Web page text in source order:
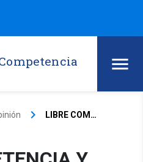
keyboard_arrow_right LIBRE COMPETENCIA Y DISPUTE BOARDS